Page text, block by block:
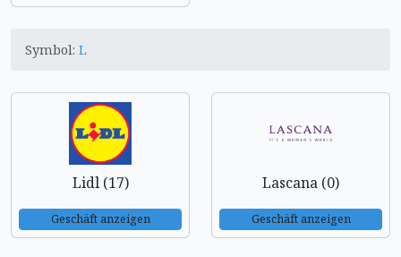
Symbol: L
Lidl (17)
Geschäft anzeigen
Lascana (0)
Geschäft anzeigen